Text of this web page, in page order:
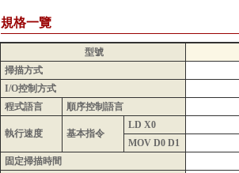
規格一覽
型號
掃描方式
I/O控制方式
程式語言
順序控制語言
執行速度 基本指令
LD X0
MOV D0 D1
固定掃描時間